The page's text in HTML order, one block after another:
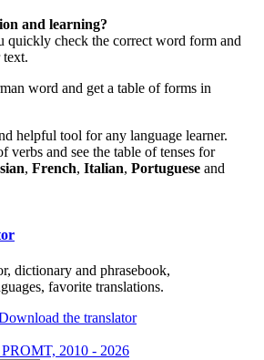
and learning?
quickly check the correct word form and
text.
word and get a table of forms in
helpful tool for any language learner.
verbs and see the table of tenses for
, French, Italian, Portuguese and
dictionary and phrasebook,
favorite translations.
2010 - 2026